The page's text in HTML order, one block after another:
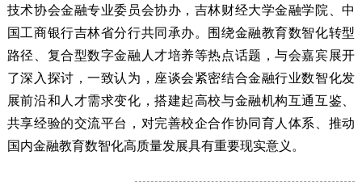
技术协会金融专业委员会协办，吉林财经大学金融学院、中
国工商银行吉林省分行共同承办。围绕金融教育数智化转型
路径、复合型数字金融人才培养等热点话题，与会嘉宾展开
了深入探讨，一致认为，座谈会紧密结合金融行业数智化发
展前沿和人才需求变化，搭建起高校与金融机构互通互鉴、
共享经验的交流平台，对完善校企合作协同育人体系、推动
国内金融教育数智化高质量发展具有重要现实意义。